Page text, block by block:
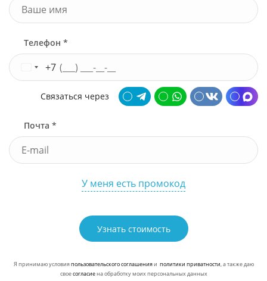
Телефон *
+7
Связаться через
Почта *
У меня есть промокод
Узнать стоимость
Я принимаю условияпользовательского соглашенияи политики приватности, а также даю
своесогласиена обработку моих персональных данных